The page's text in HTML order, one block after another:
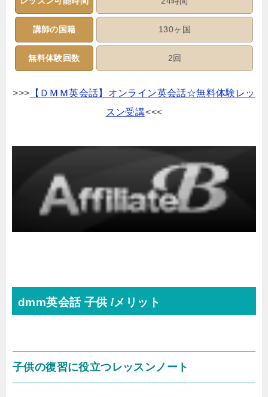
講師の国籍 130ヶ国
無料体験回数 2回
>>> 【ＤＭＭ英会話】オンライン英会話☆無料体験レッ
スン受講<<<
dmm英会話 子供 /メリット
子供の復習に役立つレッスンノート